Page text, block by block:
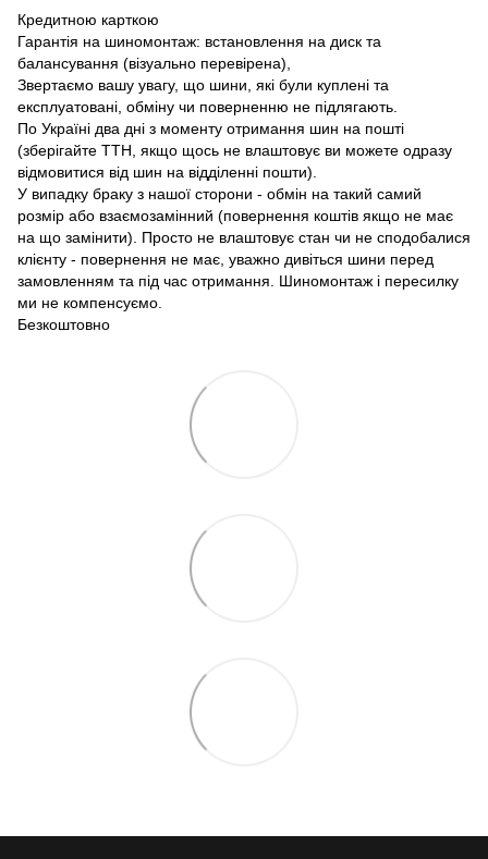
Кредитною карткою
Гарантія на шиномонтаж: встановлення на диск та
балансування (візуально перевірена),
Звертаємо вашу увагу, що шини, які були куплені та
експлуатовані, обміну чи поверненню не підлягають.
По Україні два дні з моменту отримання шин на пошті
(зберігайте ТТН, якщо щось не влаштовує ви можете одразу
відмовитися від шин на відділенні пошти).
У випадку браку з нашої сторони - обмін на такий самий
розмір або взаємозамінний (повернення коштів якщо не має
на що замінити). Просто не влаштовує стан чи не сподобалися
клієнту - повернення не має, уважно дивіться шини перед
замовленням та під час отримання. Шиномонтаж і пересилку
ми не компенсуємо.
Безкоштовно